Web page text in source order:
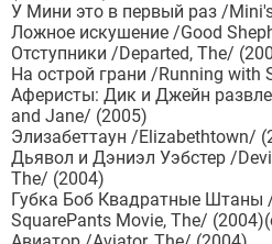
У Мини это в первый раз /
Ложное искушение /Good
Отступники /Departed, The/
На острой грани /Running with
Аферисты: Дик и Джейн
and Jane/ (2005)
Элизабеттаун /Elizabethtown/
Дьявол и Дэниэл Уэбстер /
The/ (2004)
Губка Боб Квадратные Штаны
SquarePants Movie, The/